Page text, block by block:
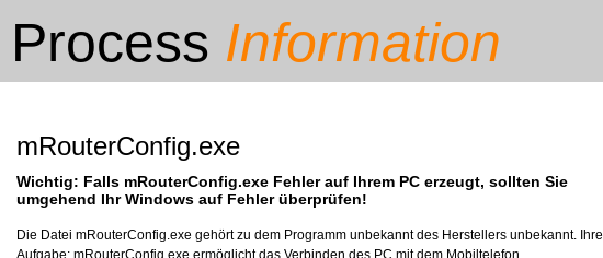
Process Information
mRouterConfig.exe
Wichtig: Falls mRouterConfig.exe Fehler auf Ihrem PC erzeugt, sollten Sie
umgehend Ihr Windows auf Fehler überprüfen!
Die Datei mRouterConfig.exe gehört zu dem Programm unbekannt des Herstellers unbekannt. Ihre
Aufgabe: mRouterConfig.exe ermöglicht das Verbinden des PC mit dem Mobiltelefon.